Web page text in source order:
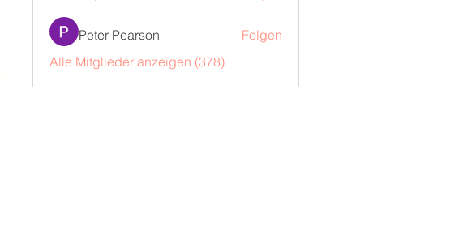
Peter Pearson
Folgen
Alle Mitglieder anzeigen (378)